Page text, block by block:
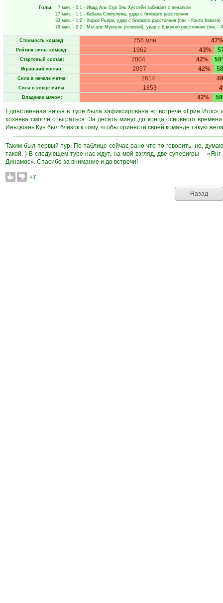
Голы: 7 мин. - 0:1 - Имад Аль Сур Эль Хуссейн забивает с пенальти
27 мин. - 1:1 - Кабала Сингулума, удар с близкого расстояния
33 мин. - 1:2 - Хорхе Рьери, удар с близкого расстояния (пас - Кэнто Кавата)
79 мин. - 2:2 - Месале Мунгуле (головой), удар с близкого расстояния (пас -
Стоимость команд: 47%
756 млн.
Рейтинг силы команд: 43%
1962
Стартовый состав: 42%
2004
Игравший состав: 42%
2057
Сила в начале матча: 2614
Сила в конце матча: 1853
Владение мячом: 42%
Единственная ничья в туре была зафиксирована во встрече «Грин
хозяева смогли отыграться. За десять минут до конца основного
Иньцюань Кун был близок к тому, чтобы принести своей команде такую
Таким был первый тур. По таблице сейчас рано что-то говорить, но,
такой. ) В следующем туре нас ждут, на мой взгляд, две суперигры –
Динамос». Спасибо за внимание и до встречи!
+7
Назад